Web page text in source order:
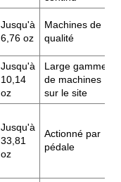
Jusqu'à
6,76 oz
Machines de
qualité
Jusqu'à
10,14
oz
Large gamme
de machines
sur le site
Jusqu'à
33,81
oz
Actionné par
pédale